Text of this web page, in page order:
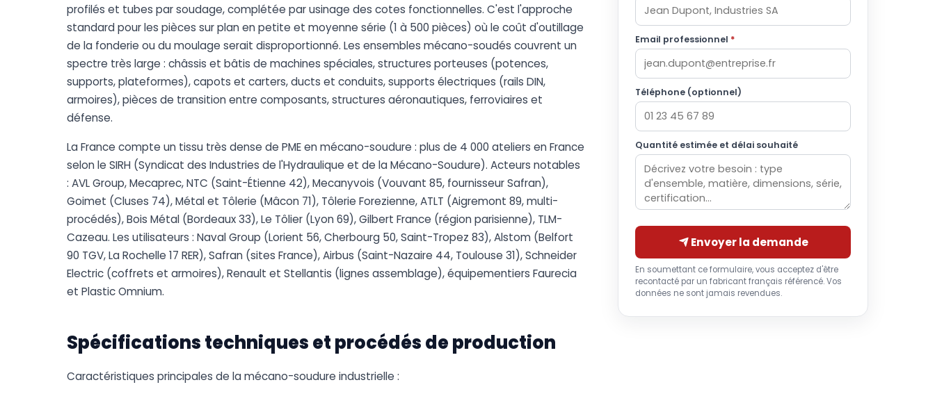
profilés et tubes par soudage, complétée par usinage des cotes fonctionnelles. C'est l'approche
standard pour les pièces sur plan en petite et moyenne série (1 à 500 pièces) où le coût d'outillage
de la fonderie ou du moulage serait disproportionné. Les ensembles mécano-soudés couvrent un
spectre très large : châssis et bâtis de machines spéciales, structures porteuses (potences,
supports, plateformes), capots et carters, ducts et conduits, supports électriques (rails DIN,
armoires), pièces de transition entre composants, structures aéronautiques, ferroviaires et
défense.
La France compte un tissu très dense de PME en mécano-soudure : plus de 4 000 ateliers en France
selon le SIRH (Syndicat des Industries de l'Hydraulique et de la Mécano-Soudure). Acteurs notables
: AVL Group, Mecaprec, NTC (Saint-Étienne 42), Mecanyvois (Vouvant 85, fournisseur Safran),
Goimet (Cluses 74), Métal et Tôlerie (Mâcon 71), Tôlerie Forezienne, ATLT (Aigremont 89, multi-
procédés), Bois Métal (Bordeaux 33), Le Tôlier (Lyon 69), Gilbert France (région parisienne), TLM-
Cazeau. Les utilisateurs : Naval Group (Lorient 56, Cherbourg 50, Saint-Tropez 83), Alstom (Belfort
90 TGV, La Rochelle 17 RER), Safran (sites France), Airbus (Saint-Nazaire 44, Toulouse 31), Schneider
Electric (coffrets et armoires), Renault et Stellantis (lignes assemblage), équipementiers Faurecia
et Plastic Omnium.
Spécifications techniques et procédés de production
Caractéristiques principales de la mécano-soudure industrielle :
Email professionnel *
Téléphone (optionnel)
Quantité estimée et délai souhaité
Envoyer la demande
En soumettant ce formulaire, vous acceptez d'être
recontacté par un fabricant français référencé. Vos
données ne sont jamais revendues.